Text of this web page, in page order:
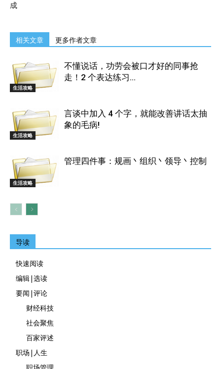
成
相关文章 更多作者文章
生活攻略
不懂说话，功劳会被口才好的同事抢
走！2 个表达练习...
生活攻略
言谈中加入 4 个字，就能改善讲话太抽
象的毛病!
生活攻略
管理四件事：规画丶组织丶领导丶控制
导读
快速阅读
编辑|选读
要闻|评论
财经科技
社会聚焦
百家评述
职场|人生